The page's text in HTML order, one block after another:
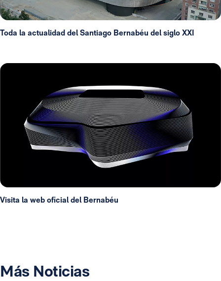
Toda la actualidad del Santiago Bernabéu del siglo XXI
Visita la web oficial del Bernabéu
Más Noticias